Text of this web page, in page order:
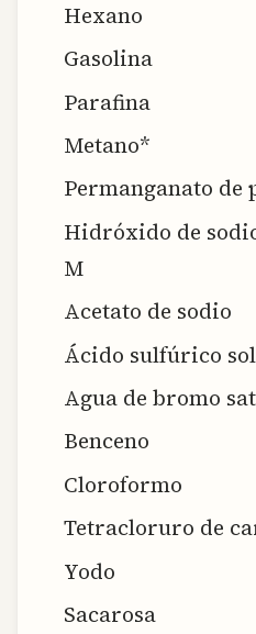
Hexano
Gasolina
Parafina
Metano*
Permanganato de
Hidróxido de
M
Acetato de sodio
Ácido sulfúrico
Agua de bromo
Benceno
Cloroformo
Tetracloruro de
Yodo
Sacarosa